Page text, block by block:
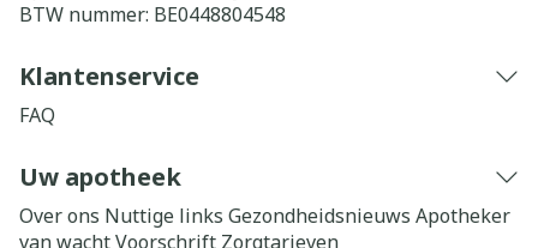
BTW nummer: BE0448804548
Klantenservice
FAQ
Uw apotheek
Over ons Nuttige links Gezondheidsnieuws Apotheker
van wachtVoorschrift Zorgtarieven